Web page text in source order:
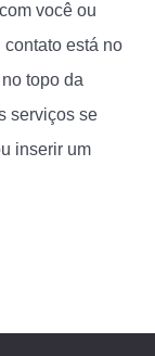
você ou
está no
topo da
serviços se
inserir um